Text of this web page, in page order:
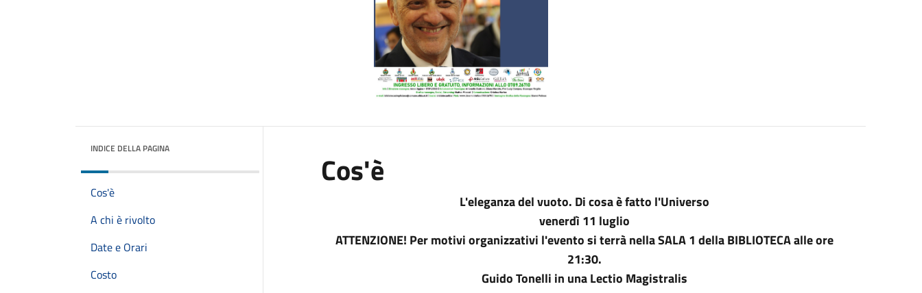
INDICE DELLA PAGINA
Cos'è
A chi è rivolto
Date e Orari
Costo
Cos'è
L'eleganza del vuoto. Di cosa è fatto l'Universo
venerdì 11 luglio
ATTENZIONE! Per motivi organizzativi l'evento si terrà nella SALA 1 della BIBLIOTECA alle ore
21:30.
Guido Tonelli in una Lectio Magistralis